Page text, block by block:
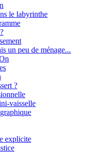
le labyrinthe
un peu de ménage...
?
vaisselle
explicite